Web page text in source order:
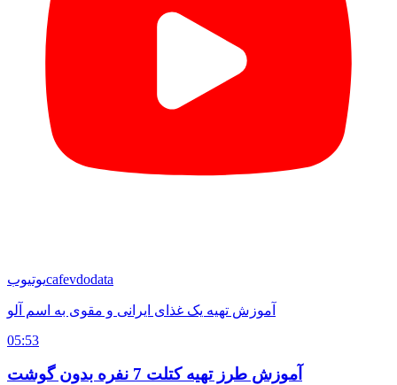
یوتیوبcafevdodata
آموزش تهیه یک غذای ایرانی و مقوی به اسم آلو
05:53
آموزش طرز تهیه کتلت 7 نفره بدون گوشت